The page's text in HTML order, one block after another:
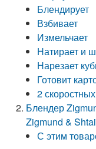
Блендирует
Взбивает
Измельчает
Натирает и
Нарезает
Готовит
2
Блендер
Zigmund &
С этим